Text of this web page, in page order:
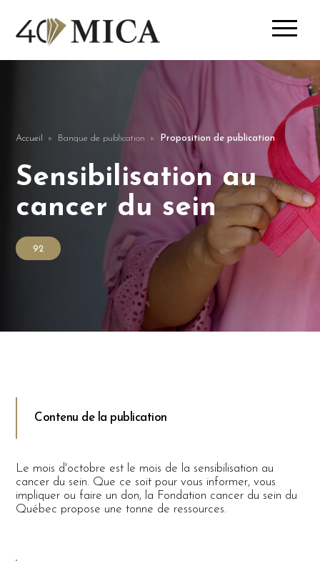
Accueil Banque de publication Proposition de publication
Sensibilisation au
cancer du sein
92
Contenu de la publication
Le mois d'octobre est le mois de la sensibilisation au
cancer du sein. Que ce soit pour vous informer, vous
impliquer ou faire un don, la Fondation cancer du sein du
Québec propose une tonne de ressources.